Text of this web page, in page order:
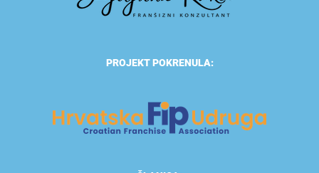
PROJEKT POKRENULA: